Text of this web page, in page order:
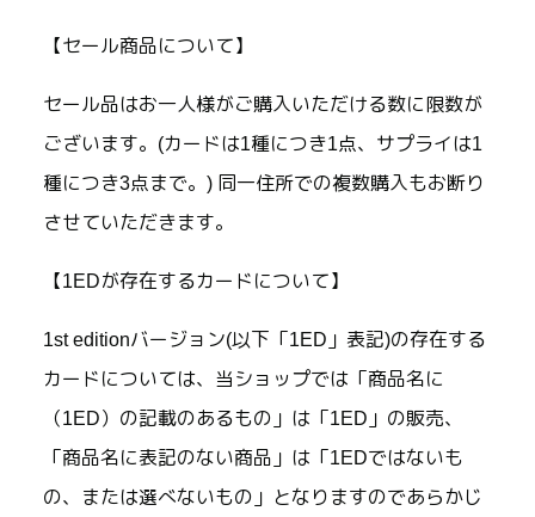
【セール商品について】
セール品はお一人様がご購入いただける数に限数が
ございます。(カードは1種につき1点、サプライは1
種につき3点まで。) 同一住所での複数購入もお断り
させていただきます。
【1EDが存在するカードについて】
1st editionバージョン(以下「1ED」表記)の存在する
カードについては、当ショップでは「商品名に
（1ED）の記載のあるもの」は「1ED」の販売、
「商品名に表記のない商品」は「1EDではないも
の、または選べないもの」となりますのであらかじ